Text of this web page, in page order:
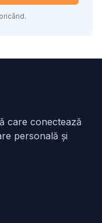
care conectează
personală și